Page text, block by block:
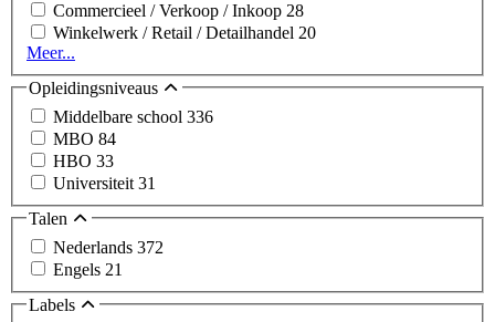
Commercieel / Verkoop / Inkoop 28
Winkelwerk / Retail / Detailhandel 20
Meer...
Opleidingsniveaus
Middelbare school 336
MBO 84
HBO 33
Universiteit 31
Talen
Nederlands 372
Engels 21
Labels